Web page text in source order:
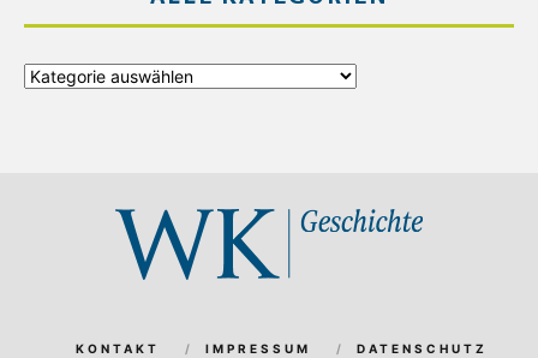
Alle
KONTAKT IMPRESSUM DATENSCHUTZ